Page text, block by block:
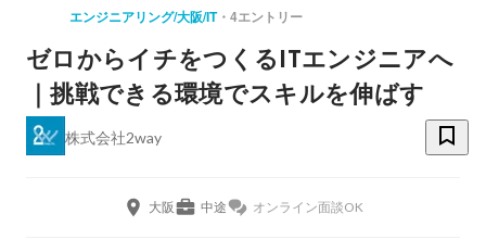
エンジニアリング/大阪/IT 4エントリー
ゼロからイチをつくるITエンジニアへ
｜挑戦できる環境でスキルを伸ばす
株式会社2way
大阪 中途 オンライン面談OK